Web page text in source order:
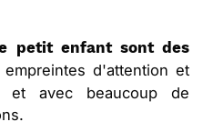
petit enfant sont des
empreintes d'attention et
et avec beaucoup de